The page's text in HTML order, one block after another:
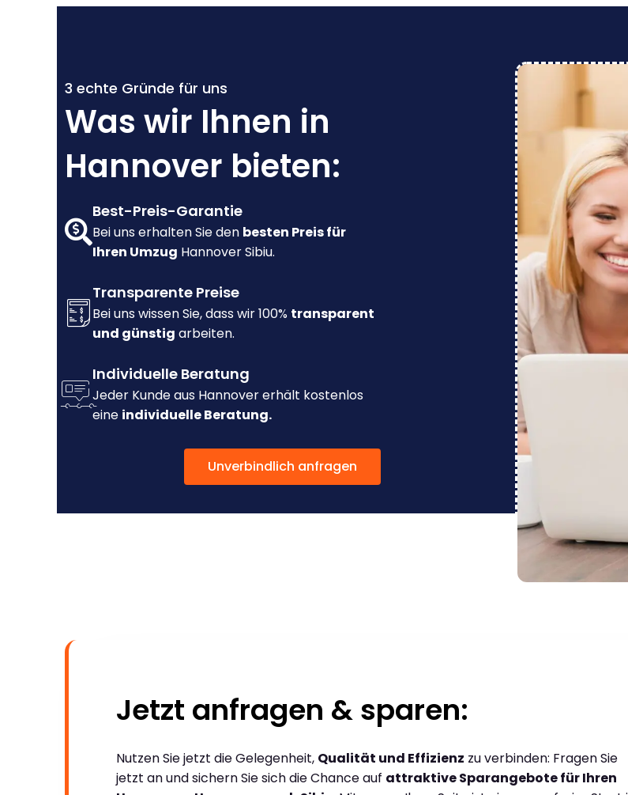
3 echte Gründe für uns
Was wir Ihnen in
Hannover bieten:
Best-Preis-Garantie
Bei uns erhalten Sie den besten Preis für
Ihren Umzug Hannover Sibiu.
Transparente Preise
Bei uns wissen Sie, dass wir 100% transparent
und günstig arbeiten.
Individuelle Beratung
Jeder Kunde aus Hannover erhält kostenlos
eine individuelle Beratung.
Unverbindlich anfragen
Jetzt anfragen & sparen:
Nutzen Sie jetzt die Gelegenheit, Qualität und Effizienz zu verbinden: Fragen Sie
jetzt an und sichern Sie sich die Chance auf attraktive Sparangebote für Ihren